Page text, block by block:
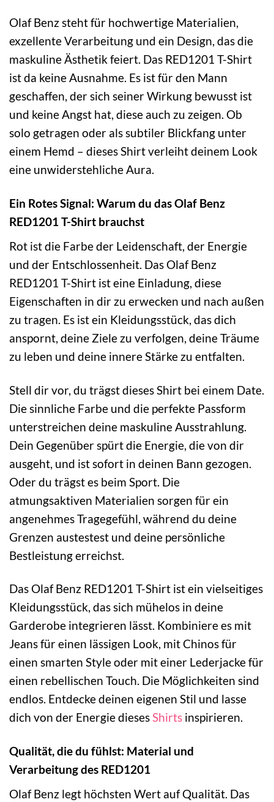
Olaf Benz steht für hochwertige Materialien,
exzellente Verarbeitung und ein Design, das die
maskuline Ästhetik feiert. Das RED1201 T-Shirt
ist da keine Ausnahme. Es ist für den Mann
geschaffen, der sich seiner Wirkung bewusst ist
und keine Angst hat, diese auch zu zeigen. Ob
solo getragen oder als subtiler Blickfang unter
einem Hemd – dieses Shirt verleiht deinem Look
eine unwiderstehliche Aura.
Ein Rotes Signal: Warum du das Olaf Benz
RED1201 T-Shirt brauchst
Rot ist die Farbe der Leidenschaft, der Energie
und der Entschlossenheit. Das Olaf Benz
RED1201 T-Shirt ist eine Einladung, diese
Eigenschaften in dir zu erwecken und nach außen
zu tragen. Es ist ein Kleidungsstück, das dich
anspornt, deine Ziele zu verfolgen, deine Träume
zu leben und deine innere Stärke zu entfalten.
Stell dir vor, du trägst dieses Shirt bei einem Date.
Die sinnliche Farbe und die perfekte Passform
unterstreichen deine maskuline Ausstrahlung.
Dein Gegenüber spürt die Energie, die von dir
ausgeht, und ist sofort in deinen Bann gezogen.
Oder du trägst es beim Sport. Die
atmungsaktiven Materialien sorgen für ein
angenehmes Tragegefühl, während du deine
Grenzen austestest und deine persönliche
Bestleistung erreichst.
Das Olaf Benz RED1201 T-Shirt ist ein vielseitiges
Kleidungsstück, das sich mühelos in deine
Garderobe integrieren lässt. Kombiniere es mit
Jeans für einen lässigen Look, mit Chinos für
einen smarten Style oder mit einer Lederjacke für
einen rebellischen Touch. Die Möglichkeiten sind
endlos. Entdecke deinen eigenen Stil und lasse
dich von der Energie diesesShirts inspirieren.
Qualität, die du fühlst: Material und
Verarbeitung des RED1201
Olaf Benz legt höchsten Wert auf Qualität. Das